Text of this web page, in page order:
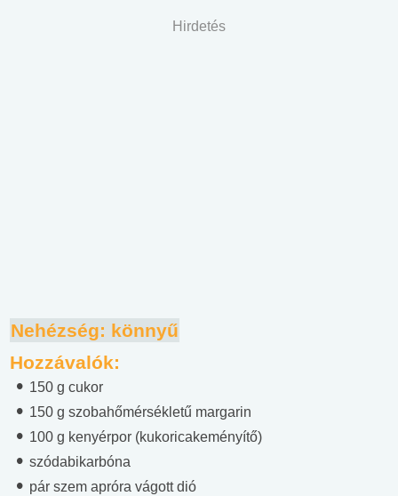
Hirdetés
Nehézség: könnyű
Hozzávalók:
150 g cukor
150 g szobahőmérsékletű margarin
100 g kenyérpor (kukoricakeményítő)
szódabikarbóna
pár szem apróra vágott dió